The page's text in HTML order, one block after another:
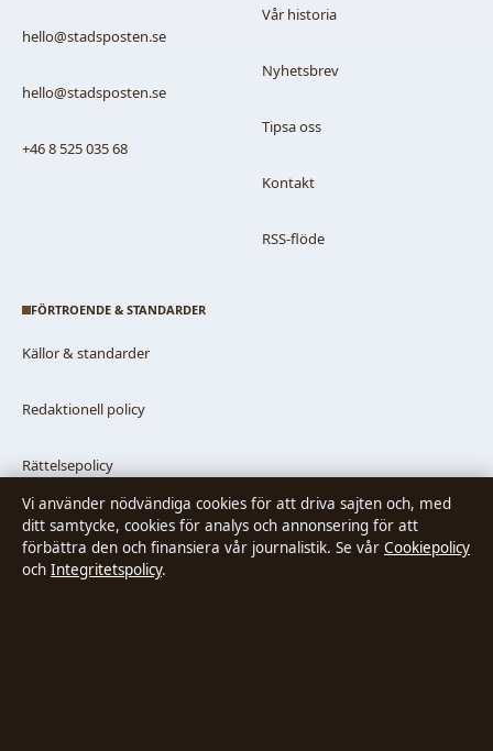
hello@stadsposten.se
hello@stadsposten.se
+46 8 525 035 68
Vår historia
Nyhetsbrev
Tipsa oss
Kontakt
RSS-flöde
FÖRTROENDE & STANDARDER
Källor & standarder
Redaktionell policy
Rättelsepolicy
Faktagranskningspolicy
Ägande & finansiering
Vi använder nödvändiga cookies för att driva sajten och, med
ditt samtycke, cookies för analys och annonsering för att
förbättra den och finansiera vår journalistik. Se vår Cookiepolicy
och Integritetspolicy.